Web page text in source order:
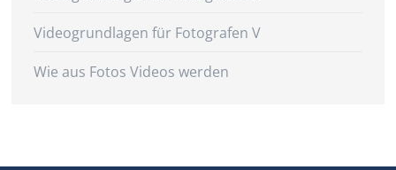
Videogrundlagen für Fotografen V
Wie aus Fotos Videos werden